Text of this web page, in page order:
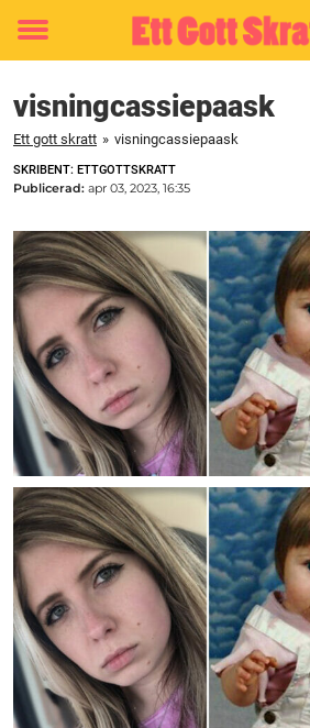
Toggle
visningcassiepaask
Ett gott skratt » visningcassiepaask
SKRIBENT: ETTGOTTSKRATT
Publicerad: apr 03, 2023, 16:35